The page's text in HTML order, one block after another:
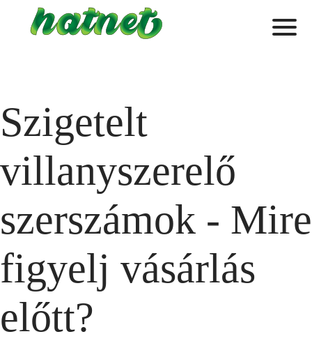
Szigetelt
villanyszerelő
szerszámok - Mire
figyelj vásárlás
előtt?